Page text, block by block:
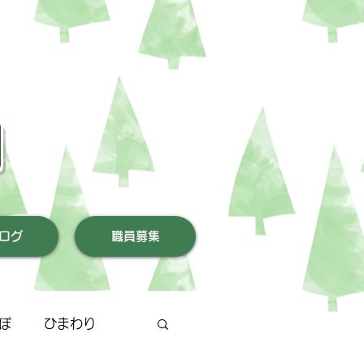
グ 職員募集
ひまわり